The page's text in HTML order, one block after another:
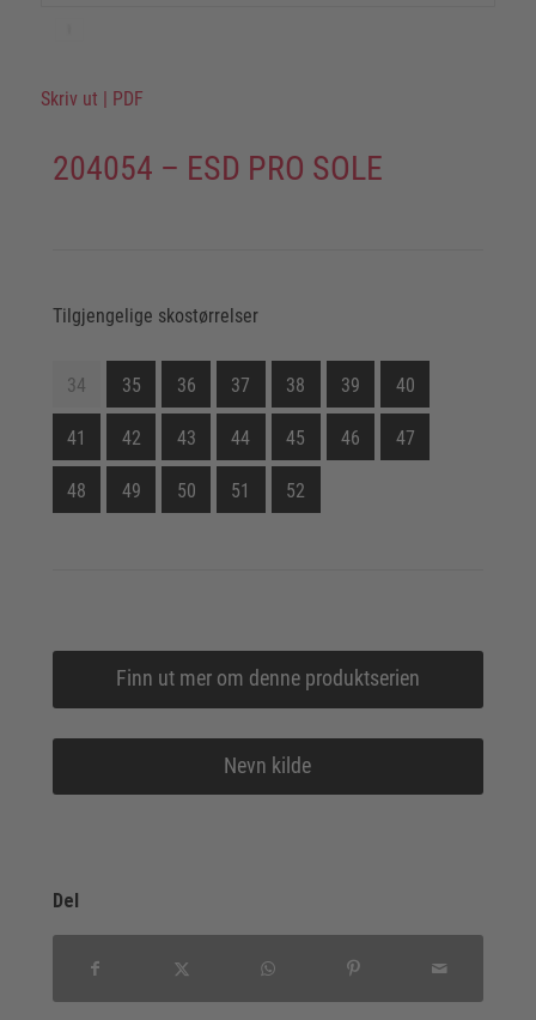
Skriv ut PDF
204054 – ESD PRO SOLE
Tilgjengelige skostørrelser
34 35 36 37 38 39 40
41 42 43 44 45 46 47
48 49 50 51 52
Finn ut mer om denne produktserien
Nevn kilde
Del